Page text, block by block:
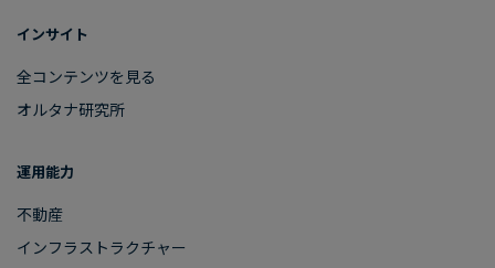
インサイト
全コンテンツを​見る
オルタナ研究所
運用能力
不動産
インフラストラクチャー